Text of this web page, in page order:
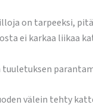
on tarpeeksi,
ei karkaa liikaa
välein tehty